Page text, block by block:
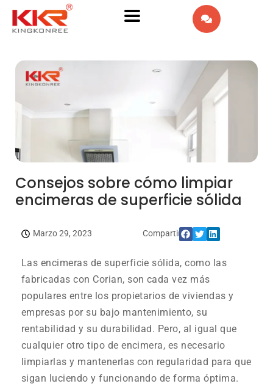
PT
IT
RU
Consejos sobre cómo limpiar
encimeras de superficie sólida
Marzo 29, 2023 Compartir:
Las encimeras de superficie sólida, como las
fabricadas con Corian, son cada vez más
populares entre los propietarios de viviendas y
empresas por su bajo mantenimiento, su
rentabilidad y su durabilidad. Pero, al igual que
cualquier otro tipo de encimera, es necesario
limpiarlas y mantenerlas con regularidad para que
sigan luciendo y funcionando de forma óptima.